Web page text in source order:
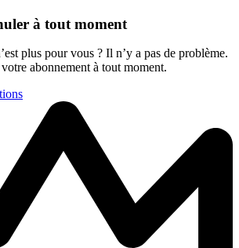
à tout moment
plus pour vous ? Il n’y a pas de problème.
abonnement à tout moment.